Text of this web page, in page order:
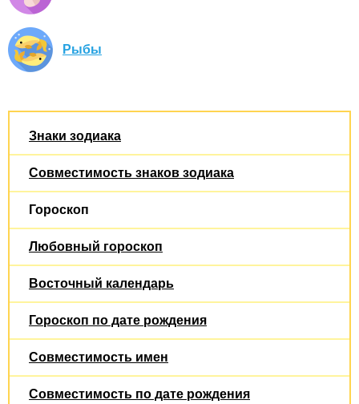
Рыбы
Знаки зодиака
Совместимость знаков зодиака
Гороскоп
Любовный гороскоп
Восточный календарь
Гороскоп по дате рождения
Совместимость имен
Совместимость по дате рождения